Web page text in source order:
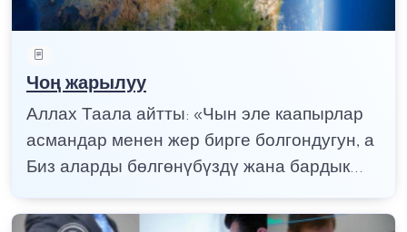
Чоң жарылуу
Аллах Таала айтты: «Чын эле каапырлар
асмандар менен жер бирге болгондугун, а
Биз аларды бөлгөнүбүздү жана бардык...